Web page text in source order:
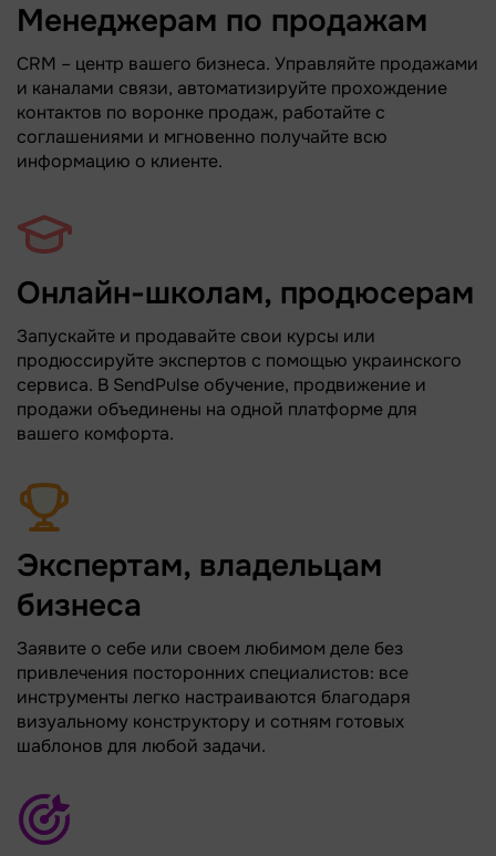
Менеджерам по продажам
CRM – центр вашего бизнеса. Управляйте продажами
и каналами связи, автоматизируйте прохождение
контактов по воронке продаж, работайте с
соглашениями и мгновенно получайте всю
информацию о клиенте.
Онлайн-школам, продюсерам
Запускайте и продавайте свои курсы или
продюссируйте экспертов с помощью украинского
сервиса. В SendPulse обучение, продвижение и
продажи объединены на одной платформе для
вашего комфорта.
Экспертам, владельцам
бизнеса
Заявите о себе или своем любимом деле без
привлечения посторонних специалистов: все
инструменты легко настраиваются благодаря
визуальному конструктору и сотням готовых
шаблонов для любой задачи.